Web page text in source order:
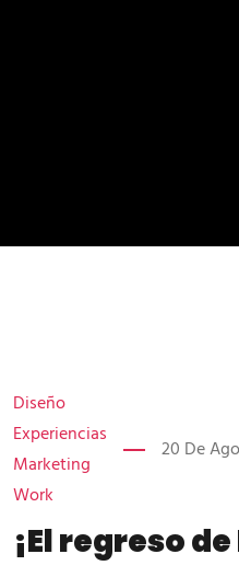
Diseño
Experiencias
Marketing
Work
20 De
¡El regreso